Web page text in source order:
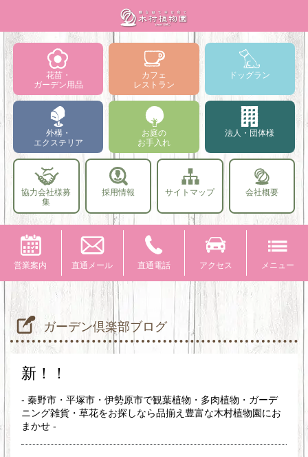
花苗・
ガーデン用品
カフェ
レストラン
ドッグラン
外構・
エクステリア
お庭の
お手入れ
法人・団体様
協力会社様募
集
採用情報 サイトマップ 会社概要
営業案内 直通メール 直通電話 アクセス メニュー
ガーデン倶楽部ブログ
新！！
- 秦野市・平塚市・伊勢原市で観葉植物・多肉植物・ガーデ
ニング雑貨・草花をお探しなら品揃え豊富な木村植物園にお
まかせ -